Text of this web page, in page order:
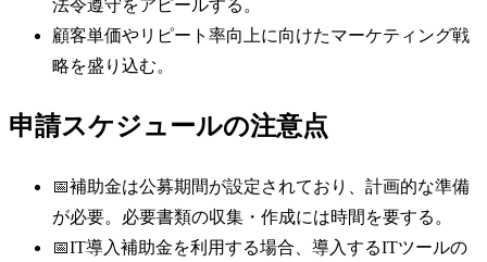
法令遵守をアピールする。
顧客単価やリピート率向上に向けたマーケティング戦
略を盛り込む。
申請スケジュールの注意点
📅補助金は公募期間が設定されており、計画的な準備
が必要。必要書類の収集・作成には時間を要する。
📅IT導入補助金を利用する場合、導入するITツールの